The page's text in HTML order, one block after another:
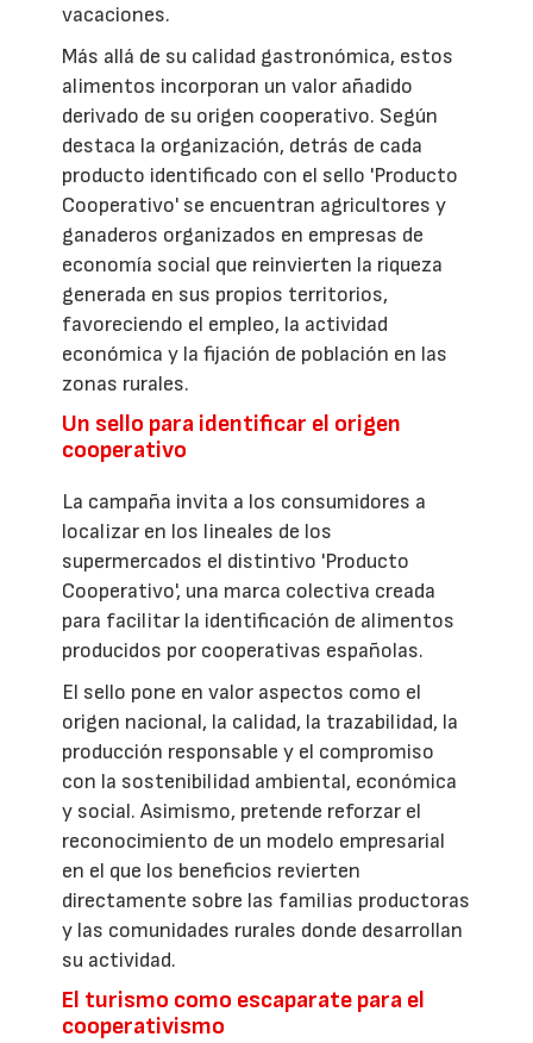
vacaciones.
Más allá de su calidad gastronómica, estos
alimentos incorporan un valor añadido
derivado de su origen cooperativo. Según
destaca la organización, detrás de cada
producto identificado con el sello 'Producto
Cooperativo' se encuentran agricultores y
ganaderos organizados en empresas de
economía social que reinvierten la riqueza
generada en sus propios territorios,
favoreciendo el empleo, la actividad
económica y la fijación de población en las
zonas rurales.
Un sello para identificar el origen
cooperativo
La campaña invita a los consumidores a
localizar en los lineales de los
supermercados el distintivo 'Producto
Cooperativo', una marca colectiva creada
para facilitar la identificación de alimentos
producidos por cooperativas españolas.
El sello pone en valor aspectos como el
origen nacional, la calidad, la trazabilidad, la
producción responsable y el compromiso
con la sostenibilidad ambiental, económica
y social. Asimismo, pretende reforzar el
reconocimiento de un modelo empresarial
en el que los beneficios revierten
directamente sobre las familias productoras
y las comunidades rurales donde desarrollan
su actividad.
El turismo como escaparate para el
cooperativismo